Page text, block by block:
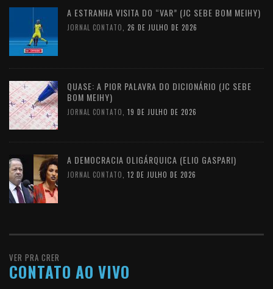
A ESTRANHA VISITA DO “VAR” (JC SEBE BOM MEIHY)
JORNAL CONTATO, 26 DE JULHO DE 2026
QUASE: A PIOR PALAVRA DO DICIONÁRIO (JC SEBE
BOM MEIHY)
JORNAL CONTATO, 19 DE JULHO DE 2026
A DEMOCRACIA OLIGÁRQUICA (ELIO GASPARI)
JORNAL CONTATO, 12 DE JULHO DE 2026
VER PRA CRER
CONTATO AO VIVO